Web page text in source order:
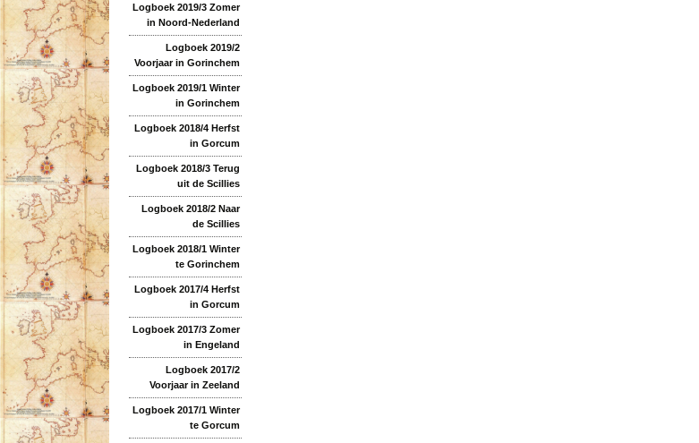
Logboek 2019/3 Zomer
in Noord-Nederland
Logboek 2019/2
Voorjaar in Gorinchem
Logboek 2019/1 Winter
in Gorinchem
Logboek 2018/4 Herfst
in Gorcum
Logboek 2018/3 Terug
uit de Scillies
Logboek 2018/2 Naar
de Scillies
Logboek 2018/1 Winter
te Gorinchem
Logboek 2017/4 Herfst
in Gorcum
Logboek 2017/3 Zomer
in Engeland
Logboek 2017/2
Voorjaar in Zeeland
Logboek 2017/1 Winter
te Gorcum